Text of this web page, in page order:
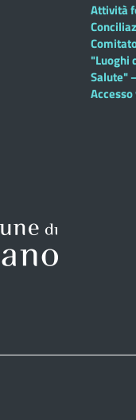
Attività
"Luoghi
Salute"